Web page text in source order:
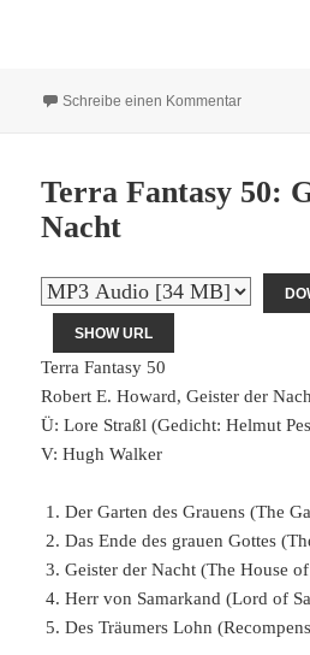
Schreibe einen Kommentarzu Terra
Terra Fantasy 50:
Nacht
SHOW URL
Terra Fantasy 50
Robert E. Howard, Geister der
Ü: Lore Straßl (Gedicht: Helmut
V: Hugh Walker
Der Garten des Grauens (The
Das Ende des grauen Gottes
Geister der Nacht (The House
Herr von Samarkand (Lord of
Des Träumers Lohn